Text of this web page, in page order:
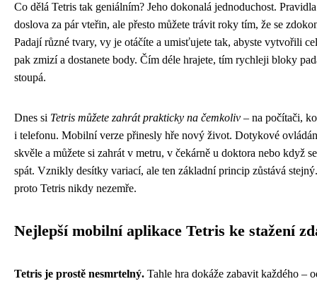
Co dělá Tetris tak geniálním? Jeho dokonalá jednoduchost.
doslova za pár vteřin, ale přesto můžete trávit roky tím, že se
Padají různé tvary, vy je otáčíte a umisťujete tak, abyste vytvořili
pak zmizí a dostanete body. Čím déle hrajete, tím rychleji bloky
stoupá.
Dnes si Tetris můžete zahrát prakticky na čemkoliv – na počítači,
i telefonu. Mobilní verze přinesly hře nový život. Dotykové
skvěle a můžete si zahrát v metru, v čekárně u doktora nebo když
spát. Vznikly desítky variací, ale ten základní princip zůstává
proto Tetris nikdy nezemře.
Nejlepší mobilní aplikace Tetris ke stažení
Tetris je prostě nesmrtelný. Tahle hra dokáže zabavit každého –